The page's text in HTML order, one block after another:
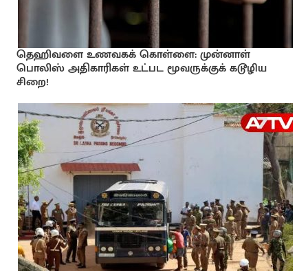
தெஹிவளை உணவகக் கொள்ளை: முன்னாள்
பொலிஸ் அதிகாரிகள் உட்பட மூவருக்குக் கடூழிய
சிறை!